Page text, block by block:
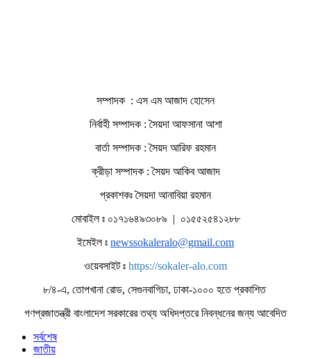
সম্পাদক : এস এম আজাদ হোসেন
নির্বাহী সম্পাদক : সৈয়দা আফসানা আশা
বার্তা সম্পাদক : সৈয়দ আরিফ রহমান
ক্রীড়া সম্পাদক : সৈয়দ আকিব আজাদ
প্রকাশকঃ সৈয়দা আনাবিয়া রহমান
মোবাইল ঃ ০১৭১৬৪৯৩০৮৯ | ০১৫৫২৫৪১২৮৮
ইমেইল ঃ newssokaleralo@gmail.com
ওয়েবসাইট ঃ https://sokaler-alo.com
৮/৪-এ, তোপখানা রোড, সেগুনবাগিচা, ঢাকা-১০০০ হতে প্রকাশিত
গণপ্রজাতন্ত্রী বাংলাদেশ সরকারের তথ্য অধিদপ্তরে নিবন্ধনের জন্য আবেদিত
সর্বশেষ
জাতীয়